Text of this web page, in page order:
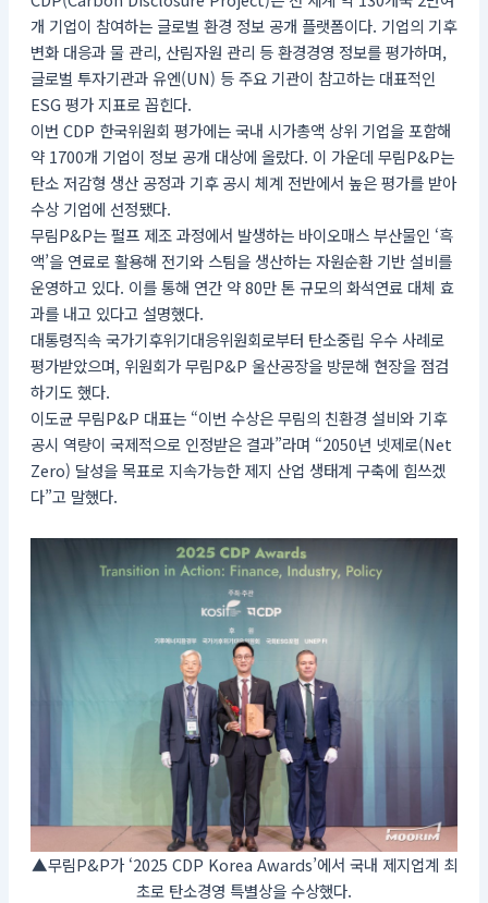
개 기업이 참여하는 글로벌 환경 정보 공개 플랫폼이다. 기업의 기후
변화 대응과 물 관리, 산림자원 관리 등 환경경영 정보를 평가하며,
글로벌 투자기관과 유엔(UN) 등 주요 기관이 참고하는 대표적인
ESG 평가 지표로 꼽힌다.
이번 CDP 한국위원회 평가에는 국내 시가총액 상위 기업을 포함해
약 1700개 기업이 정보 공개 대상에 올랐다. 이 가운데 무림P&P는
탄소 저감형 생산 공정과 기후 공시 체계 전반에서 높은 평가를 받아
수상 기업에 선정됐다.
무림P&P는 펄프 제조 과정에서 발생하는 바이오매스 부산물인 ‘흑
액’을 연료로 활용해 전기와 스팀을 생산하는 자원순환 기반 설비를
운영하고 있다. 이를 통해 연간 약 80만 톤 규모의 화석연료 대체 효
과를 내고 있다고 설명했다.
대통령직속 국가기후위기대응위원회로부터 탄소중립 우수 사례로
평가받았으며, 위원회가 무림P&P 울산공장을 방문해 현장을 점검
하기도 했다.
이도균 무림P&P 대표는 “이번 수상은 무림의 친환경 설비와 기후
공시 역량이 국제적으로 인정받은 결과”라며 “2050년 넷제로(Net
Zero) 달성을 목표로 지속가능한 제지 산업 생태계 구축에 힘쓰겠
다”고 말했다.
▲무림P&P가 ‘2025 CDP Korea Awards’에서 국내 제지업계 최
초로 탄소경영 특별상을 수상했다.